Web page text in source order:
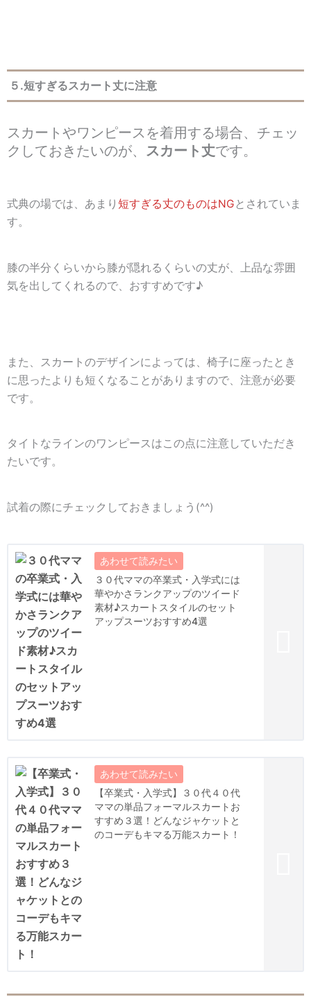
５.短すぎるスカート丈に注意
スカートやワンピースを着用する場合、チェッ
クしておきたいのが、 スカート丈です。
式典の場では、あまり 短すぎる丈のものはNG とされていま
す。
膝の半分くらいから膝が隠れるくらいの丈が、上品な雰囲
気を出してくれるので、おすすめです♪
また、スカートのデザインによっては、椅子に座ったとき
に思ったよりも短くなることがありますので、注意が必要
です。
タイトなラインのワンピースはこの点に注意していただき
たいです。
試着の際にチェックしておきましょう(^^)
３０代ママの卒業式・入学式には
華やかさランクアップのツイード
素材♪スカートスタイルのセット
アップスーツおすすめ4選
【卒業式・入学式】３０代４０代
ママの単品フォーマルスカートお
すすめ３選！どんなジャケットと
のコーデもキマる万能スカート！